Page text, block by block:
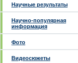
Научные результаты
Научно-популярная
информация
Фото
Видеосюжеты